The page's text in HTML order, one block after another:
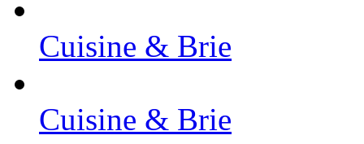
Cuisine & Brie
Cuisine & Brie